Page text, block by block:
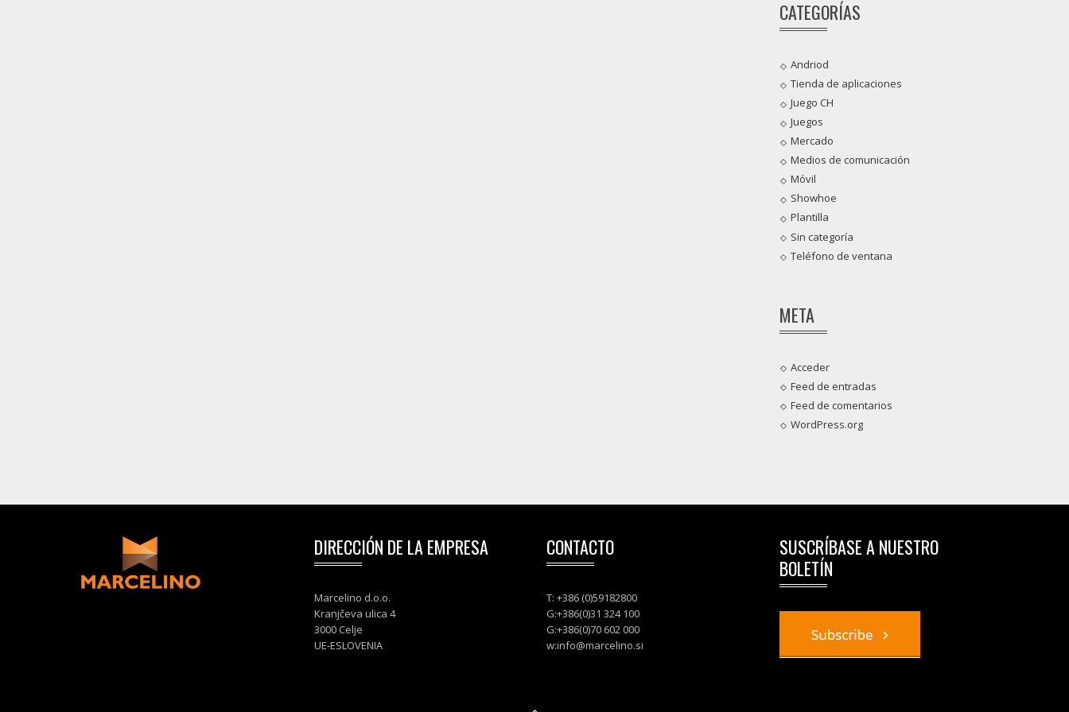
CATEGORÍAS
Andriod
Tienda de aplicaciones
Juego CH
Juegos
Mercado
Medios de comunicación
Móvil
Showhoe
Plantilla
Sin categoría
Teléfono de ventana
META
Acceder
Feed de entradas
Feed de comentarios
WordPress.org
DIRECCIÓN DE LA EMPRESA
Marcelino d.o.o.
Kranjčeva ulica 4
3000 Celje
UE-ESLOVENIA
CONTACTO
T: +386 (0)59182800
G:+386(0)31 324 100
G:+386(0)70 602 000
w:info@marcelino.si
SUSCRÍBASE A NUESTRO
BOLETÍN